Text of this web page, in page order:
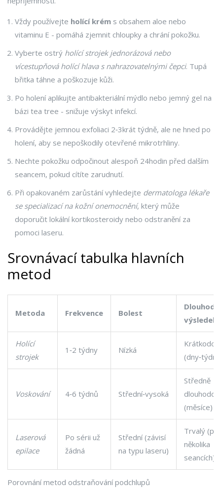
Vždy používejte holící krém s obsahem aloe nebo
vitaminu E - pomáhá zjemnit chloupky a chrání pokožku.
Vyberte ostrý holící strojek jednorázová nebo
vícestupňová holící hlava s nahrazovatelnými čepci. Tupá
břitka táhne a poškozuje kůži.
Po holení aplikujte antibakteriální mýdlo nebo jemný gel na
bázi tea tree - snižuje výskyt infekcí.
Provádějte jemnou exfoliaci 2‑3krát týdně, ale ne hned po
holení, aby se nepoškodily otevřené mikrotrhliny.
Nechte pokožku odpočinout alespoň 24hodin před dalším
seancem, pokud cítíte zarudnutí.
Při opakovaném zarůstání vyhledejte dermatologa lékaře
se specializací na kožní onemocnění, který může
doporučit lokální kortikosteroidy nebo odstranění za
pomoci laseru.
Srovnávací tabulka hlavních
metod
Porovnání metod odstraňování podchlupů
Metoda Frekvence Bolest
výsledek
Holící
strojek
1‑2 týdny Nízká
Voskování 4‑6 týdnů Střední‑vysoká
Středně
(měsíce)
Laserová
epilace
Po sérii už
žádná
Střední (závisí
na typu laseru)
Trvalý (po
několika
seancích)